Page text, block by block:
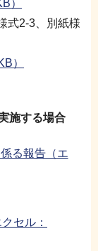
）
式2-3、別紙様
）
施する場合
る報告（エ
セル：